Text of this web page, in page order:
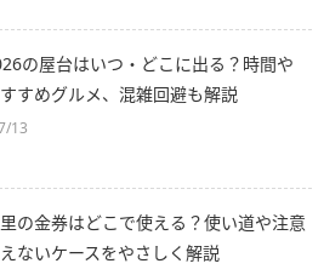
の屋台はいつ・どこに出る？時間や
すめグルメ、混雑回避も解説
13
の金券はどこで使える？使い道や注意
ないケースをやさしく解説